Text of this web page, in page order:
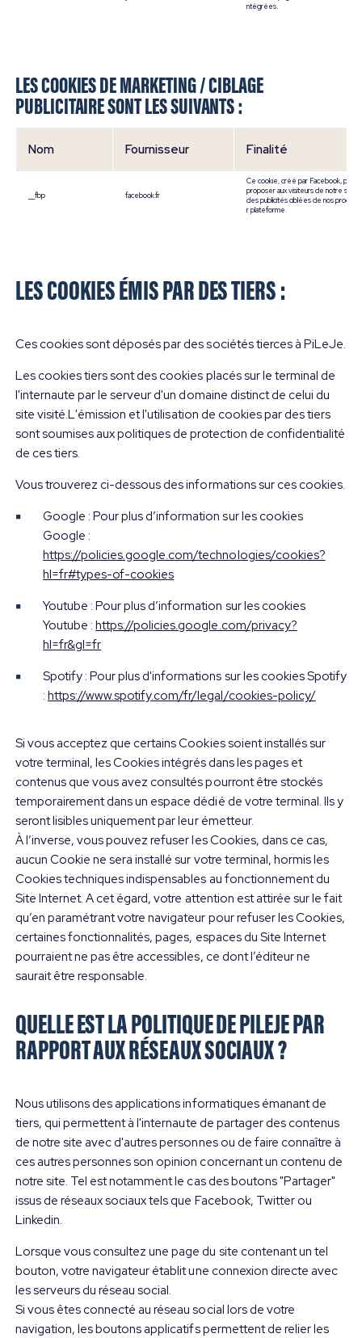
ntégrées.
LES COOKIES DE MARKETING / CIBLAGE
PUBLICITAIRE SONT LES SUIVANTS :
Nom Fournisseur Finalité
__fbp facebook.fr
Ce cookie, créé par Facebook,
proposer aux visiteurs de notre site
des publicités ciblées de nos produits
r plateforme.
LES COOKIES ÉMIS PAR DES TIERS :
Ces cookies sont déposés par des sociétés tierces à PiLeJe.
Les cookies tiers sont des cookies placés sur le terminal de
l'internaute par le serveur d'un domaine distinct de celui du
site visité.L'émission et l'utilisation de cookies par des tiers
sont soumises aux politiques de protection de confidentialité
de ces tiers.
Vous trouverez ci-dessous des informations sur ces cookies.
Google : Pour plus d’information sur les cookies
Google :
https://policies.google.com/technologies/cookies?
hl=fr#types-of-cookies
Youtube : Pour plus d’information sur les cookies
Youtube :https://policies.google.com/privacy?
hl=fr&gl=fr
Spotify : Pour plus d'informations sur les cookies Spotify
:https://www.spotify.com/fr/legal/cookies-policy/
Si vous acceptez que certains Cookies soient installés sur
votre terminal, les Cookies intégrés dans les pages et
contenus que vous avez consultés pourront être stockés
temporairement dans un espace dédié de votre terminal. Ils y
seront lisibles uniquement par leur émetteur.
À l’inverse, vous pouvez refuser les Cookies, dans ce cas,
aucun Cookie ne sera installé sur votre terminal, hormis les
Cookies techniques indispensables au fonctionnement du
Site Internet. A cet égard, votre attention est attirée sur le fait
qu’en paramétrant votre navigateur pour refuser les Cookies,
certaines fonctionnalités, pages, espaces du Site Internet
pourraient ne pas être accessibles, ce dont l’éditeur ne
saurait être responsable.
QUELLE EST LA POLITIQUE DE PILEJE PAR
RAPPORT AUX RÉSEAUX SOCIAUX ?
Nous utilisons des applications informatiques émanant de
tiers, qui permettent à l'internaute de partager des contenus
de notre site avec d'autres personnes ou de faire connaître à
ces autres personnes son opinion concernant un contenu de
notre site. Tel est notamment le cas des boutons "Partager"
issus de réseaux sociaux tels que Facebook, Twitter ou
Linkedin.
Lorsque vous consultez une page du site contenant un tel
bouton, votre navigateur établit une connexion directe avec
les serveurs du réseau social.
Si vous êtes connecté au réseau social lors de votre
navigation, les boutons applicatifs permettent de relier les